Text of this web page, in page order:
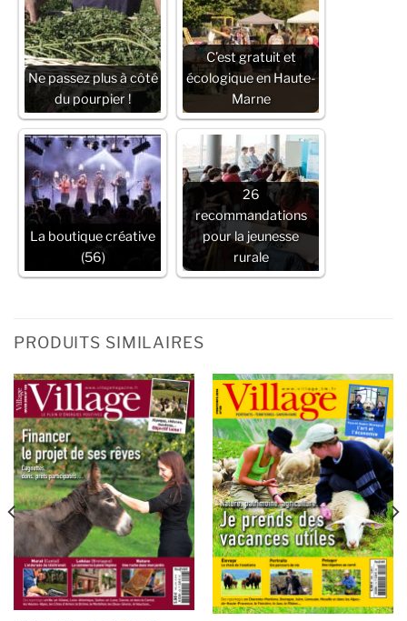
Ne passez plus à côté
du pourpier !
C’est gratuit et
écologique en Haute-
Marne
La boutique créative
(56)
26
recommandations
pour la jeunesse
rurale
PRODUITS SIMILAIRES